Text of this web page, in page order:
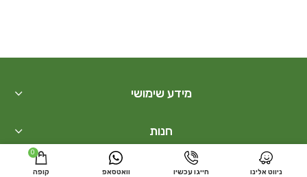
מידע שימושי
חנות
בונסאי ניווט אלינו חייגו עכשיו וואטסאפ
0
קופה